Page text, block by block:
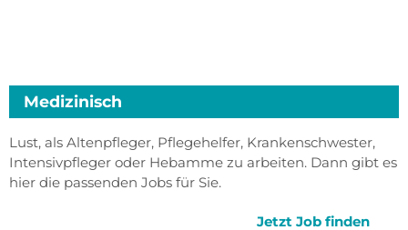
Medizinisch
Lust, als Altenpfleger, Pflegehelfer, Krankenschwester,
Intensivpfleger oder Hebamme zu arbeiten. Dann gibt es
hier die passenden Jobs für Sie.
Jetzt Job finden